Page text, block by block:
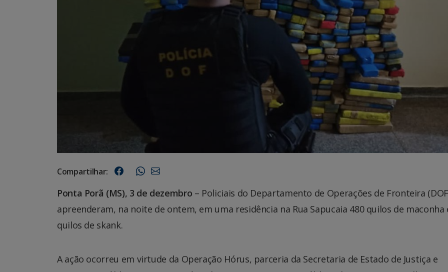
Compartilhar:
Ponta Porã (MS), 3 de dezembro – Policiais do Departamento de Operações de Fronteira
apreenderam, na noite de ontem, em uma residência na Rua Sapucaia 480 quilos de maconha
quilos de skank.
A ação ocorreu em virtude da Operação Hórus, parceria da Secretaria de Estado de Justiça e